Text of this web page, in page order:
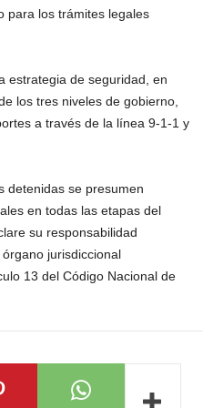
para los trámites legales
estrategia de seguridad, en
los tres niveles de gobierno,
a través de la línea 9-1-1 y
detenidas se presumen
en todas las etapas del
su responsabilidad
jurisdiccional
13 del Código Nacional de